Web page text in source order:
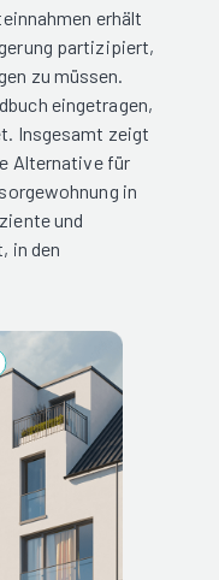
erhält
partizipiert,
zu müssen.
eingetragen,
Insgesamt zeigt
Alternative für
in
und
in den